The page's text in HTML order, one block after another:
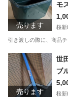
売ります
モ
桜新
引き渡しの際に、商品
東京 世田谷区
売ります
世
ブ
m
桜新